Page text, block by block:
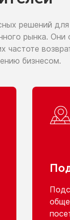
решений
рынка. Они
частоте
бизнесом.